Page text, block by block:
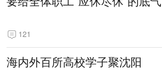
121
海内外百所高校学子聚沈阳